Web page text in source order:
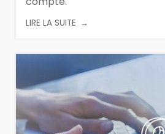
LIRE LA SUITE